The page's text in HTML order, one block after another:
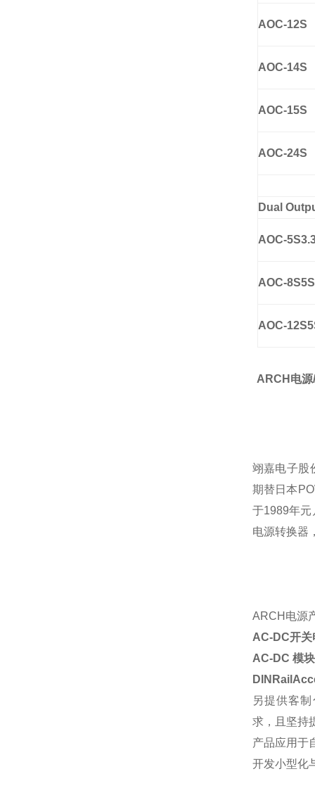
AOC-12S
AOC-14S
AOC-15S
AOC-24S
Dual
AOC-
AOC-8S5S
AOC-
ARCH电
翊嘉电子股
期替日本
于1989年
电源转换器
ARCH电源
AC-DC开关
AC-DC 模
另提供客
求，且坚持
产品应用于
开发小型化